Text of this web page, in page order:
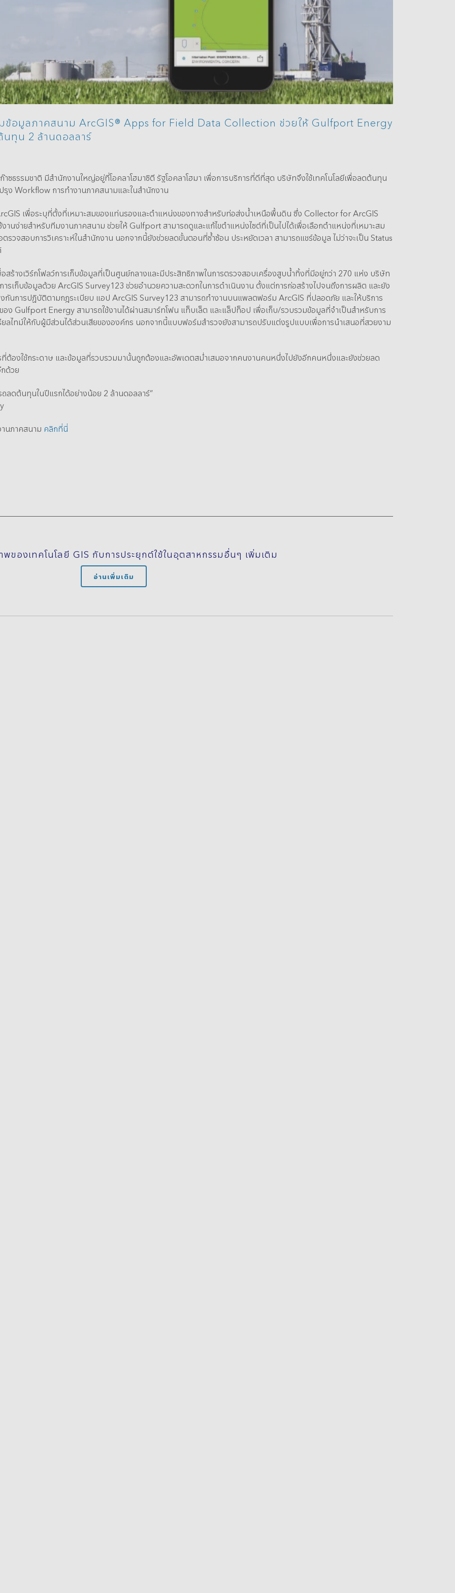
ข้อมูลภาคสนาม ArcGIS® Apps for Field Data Collection ช่วยให้ Gulfport Energy
นทุน 2 ล้านดอลลาร์
ธรรมชาติ มีสำนักงานใหญ่อยู่ที่โอคลาโฮมาซิตี รัฐโอคลาโฮมา เพื่อการบริการที่ดีที่สุด บริษัทจึงใช้เทคโนโลยีเพื่อลดต้นทุน
ง Workflow การทำงานภาคสนามและในสำนักงาน
เพื่อระบุที่ตั้งที่เหมาะสมของแท่นรองและตำแหน่งของทางสำหรับท่อส่งน้ำเหนือพื้นดิน ซึ่ง Collector for ArcGIS
านง่ายสำหรับทีมงานภาคสนาม ช่วยให้ Gulfport สามารถดูและแก้ไขตำแหน่งไซต์ที่เป็นไปได้เพื่อเลือกตำแหน่งที่เหมาะสม
รวจสอบการวิเคราะห์ในสำนักงาน นอกจากนี้ยังช่วยลดขั้นตอนที่ซ้ำซ้อน ประหยัดเวลา สามารถแชร์ข้อมูล ไม่ว่าจะเป็น Status
ร้างเวิร์กโฟลว์การเก็บข้อมูลที่เป็นศูนย์กลางและมีประสิทธิภาพในการตรวจสอบเครื่องสูบน้ำทิ้งที่มีอยู่กว่า 270 แห่ง บริษัท
เก็บข้อมูลด้วย ArcGIS Survey123 ช่วยอำนวยความสะดวกในการดำเนินงาน ตั้งแต่การก่อสร้างไปจนถึงการผลิต และยัง
กันการปฏิบัติตามกฎระเบียบ แอป ArcGIS Survey123 สามารถทำงานบนแพลตฟอร์ม ArcGIS ที่ปลอดภัย และให้บริการ
Gulfport Energy สามารถใช้งานได้ผ่านสมาร์ทโฟน แท็บเล็ต และแล็ปท็อป เพื่อเก็บ/รวบรวมข้อมูลที่จำเป็นสำหรับการ
ลไทม์ให้กับผู้มีส่วนได้ส่วนเสียขององค์กร นอกจากนี้แบบฟอร์มสำรวจยังสามารถปรับแต่งรูปแบบเพื่อการนำเสนอที่สวยงาม
รที่ต้องใช้กระดาษ และข้อมูลที่รวบรวมมานั้นถูกต้องและอัพเดตสม่ำเสมอจากคนงานคนหนึ่งไปยังอีกคนหนึ่งและยังช่วยลด
ด้วย
ถลดต้นทุนในปีแรกได้อย่างน้อย 2 ล้านดอลลาร์”
นภาคสนาม คลิกที่นี่
ของเทคโนโลยี GIS กับการประยุกต์ใช้ในอุตสาหกรรมอื่นๆ เพิ่มเติม
อ่านเพิ่มเติม